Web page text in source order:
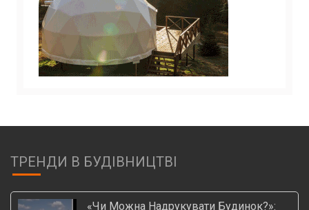
ТРЕНДИ В БУДІВНИЦТВІ
«Чи Можна Надрукувати Будинок?»: